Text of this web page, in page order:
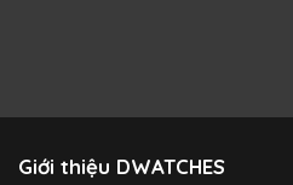
Giới thiệu DWATCHES